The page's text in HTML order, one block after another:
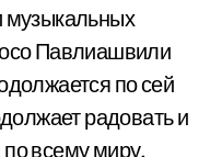
музыкальных
Павлиашвили
по сей
радовать и
всему миру.